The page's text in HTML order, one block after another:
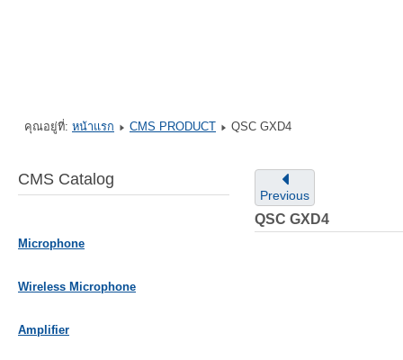
คุณอยู่ที่: หน้าแรก CMS PRODUCT QSC GXD4
CMS Catalog
Microphone
Wireless Microphone
Amplifier
Previous
QSC GXD4